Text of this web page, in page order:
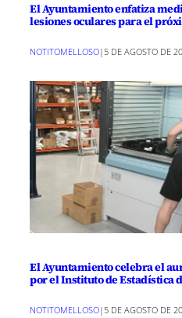
El Ayuntamiento enfatiza
lesiones oculares para el
NOTITOMELLOSO| 5 DE AGOSTO DE
El Ayuntamiento celebra el
por el Instituto de Estadística
NOTITOMELLOSO| 5 DE AGOSTO DE